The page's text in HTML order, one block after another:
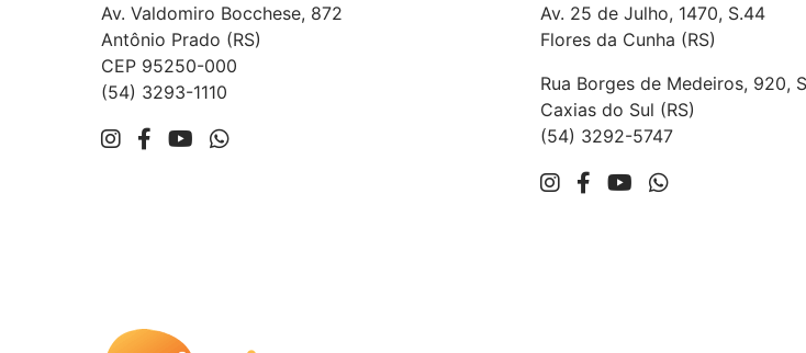
Av. Valdomiro Bocchese, 872
Antônio Prado (RS)
CEP 95250-000
(54) 3293-1110
Av. 25 de Julho, 1470, S.44
Flores da Cunha (RS)
Rua Borges de Medeiros, 920,
Caxias do Sul (RS)
(54) 3292-5747